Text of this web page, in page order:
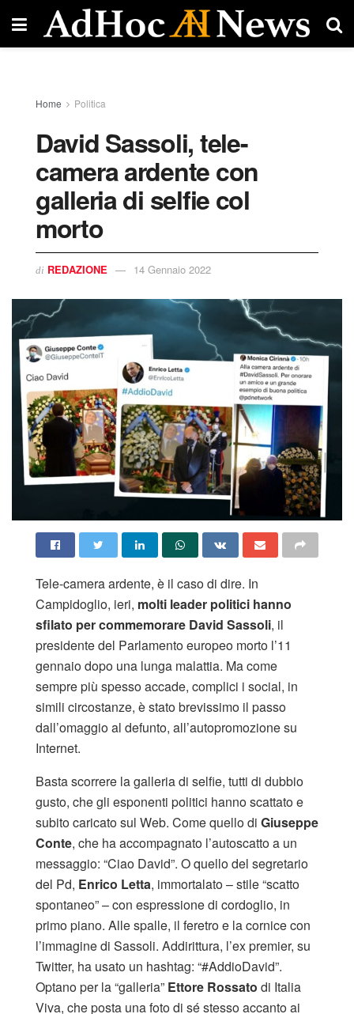
Home Politica
David Sassoli, tele-
camera ardente con
galleria di selfie col
morto
di REDAZIONE 14 Gennaio 2022
Tele-camera ardente, è il caso di dire. In
Campidoglio, ieri, molti leader politici hanno
sfilato per commemorare David Sassoli, il
presidente del Parlamento europeo morto l’11
gennaio dopo una lunga malattia. Ma come
sempre più spesso accade, complici i social, in
simili circostanze, è stato brevissimo il passo
dall’omaggio al defunto, all’autopromozione su
Internet.
Basta scorrere la galleria di selfie, tutti di dubbio
gusto, che gli esponenti politici hanno scattato e
subito caricato sul Web. Come quello di Giuseppe
Conte, che ha accompagnato l’autoscatto a un
messaggio: “Ciao David”. O quello del segretario
del Pd, Enrico Letta, immortalato – stile “scatto
spontaneo” – con espressione di cordoglio, in
primo piano. Alle spalle, il feretro e la cornice con
l’immagine di Sassoli. Addirittura, l’ex premier, su
Twitter, ha usato un hashtag: “#AddioDavid”.
Optano per la “galleria” Ettore Rossato di Italia
Viva, che posta una foto di sé stesso accanto ai